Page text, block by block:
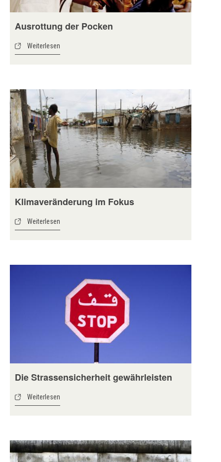
Ausrottung der Pocken
Weiterlesen
Klimaveränderung im Fokus
Weiterlesen
Die Strassensicherheit gewährleisten
Weiterlesen